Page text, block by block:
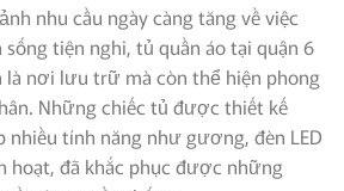
nhu cầu ngày càng tăng về việc
tiện nghi, tủ quần áo tại quận 6
là nơi lưu trữ mà còn thể hiện phong
Những chiếc tủ được thiết kế
tính năng như gương, đèn LED
hoạt, đã khắc phục được những